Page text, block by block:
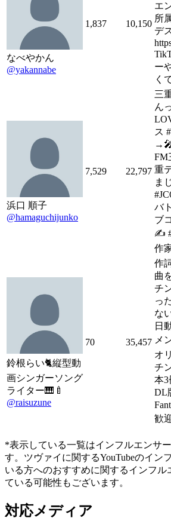
なべやかん
@yakannabe
1,837 10,150
エ
所
デ
ー
く
浜口 順子
@hamaguchijunko
7,529 22,797
三
ん
ス
FM
重
ま
バ
ブ
✍️ #
作
鈴根らい🐈縦型動
画シンガーソング
ライター🎹🍼
@raisuzune
70 35,457
作
曲
チ
っ
な
日
メ
オ
チ
本
DL
歓
*表示している一覧はインフルエンサ
す。ツヴァイに関するYouTubeのイン
いる方へのおすすめに関するインフル
ている可能性もございます。
対応メディア